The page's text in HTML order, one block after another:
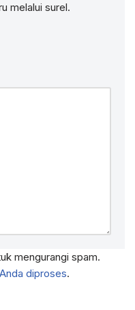
melalui surel.
mengurangi spam.
diproses.